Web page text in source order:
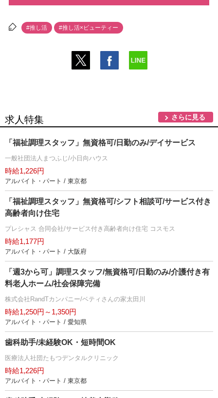
#推し活 #推し活×ビューティー
求人特集 さらに見る
「福祉調理スタッフ」無資格可/日勤のみ/デイサービス
一般社団法人まつふじ/小日向ハウス
時給1,226円
アルバイト・パート / 東京都
「福祉調理スタッフ」無資格可/シフト相談可/サービス付き
高齢者向け住宅
プレシャス 合同会社/サービス付き高齢者向け住宅 コスモス
時給1,177円
アルバイト・パート / 大阪府
「週3から可」調理スタッフ/無資格可/日勤のみ/介護付き有
料老人ホーム/社会保障完備
株式会社RandTカンパニー/ベティさんの家太田川
時給1,250円～1,350円
アルバイト・パート / 愛知県
歯科助手/未経験OK・短時間OK
医療法人社団たもつデンタルクリニック
時給1,226円
アルバイト・パート / 東京都